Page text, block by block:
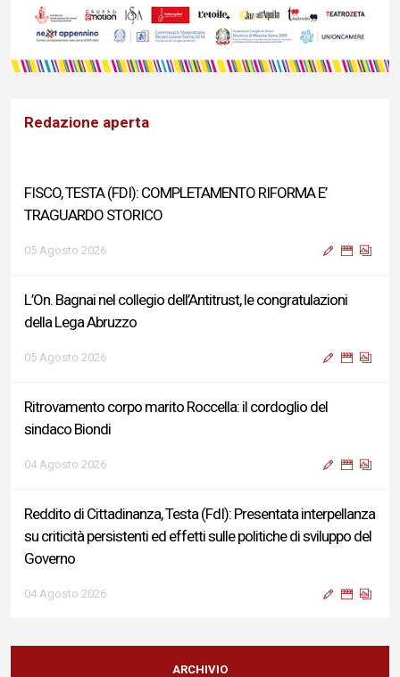
Redazione aperta
FISCO, TESTA (FDI): COMPLETAMENTO RIFORMA E’
TRAGUARDO STORICO
05 Agosto 2026
L’On. Bagnai nel collegio dell’Antitrust, le congratulazioni
della Lega Abruzzo
05 Agosto 2026
Ritrovamento corpo marito Roccella: il cordoglio del
sindaco Biondi
04 Agosto 2026
Reddito di Cittadinanza, Testa (FdI): Presentata interpellanza
su criticità persistenti ed effetti sulle politiche di sviluppo del
Governo
04 Agosto 2026
Sigismondi, Liris e Testa: “Profondo cordoglio e vicinanza al
Ministro Roccella e alla sua famiglia”
ARCHIVIO